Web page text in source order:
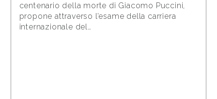
centenario della morte di Giacomo Puccini,
propone attraverso l’esame della carriera
internazionale del…